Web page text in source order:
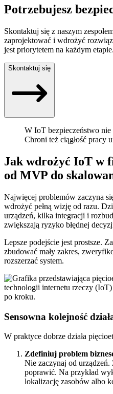
Potrzebujesz
Skontaktuj się z naszym
zaprojektować i wdrożyć
jest priorytetem na każdym etapie.
Skontaktuj się
W IoT bezpieczeństwo
Chroni też ciągłość pracy
Jak wdrożyć IoT w
od MVP do
Najwięcej problemów zaczyna
wdrożyć pełną wizję od razu.
urządzeń, kilka integracji i
zwiększają ryzyko błędnej
Lepsze podejście jest prostsze.
zbudować mały zakres,
rozszerzać system.
Sensowna kolejność
W praktyce dobrze działa
Zdefiniuj problem
Nie zaczynaj od
poprawić. Na przykład
lokalizację zasobów albo